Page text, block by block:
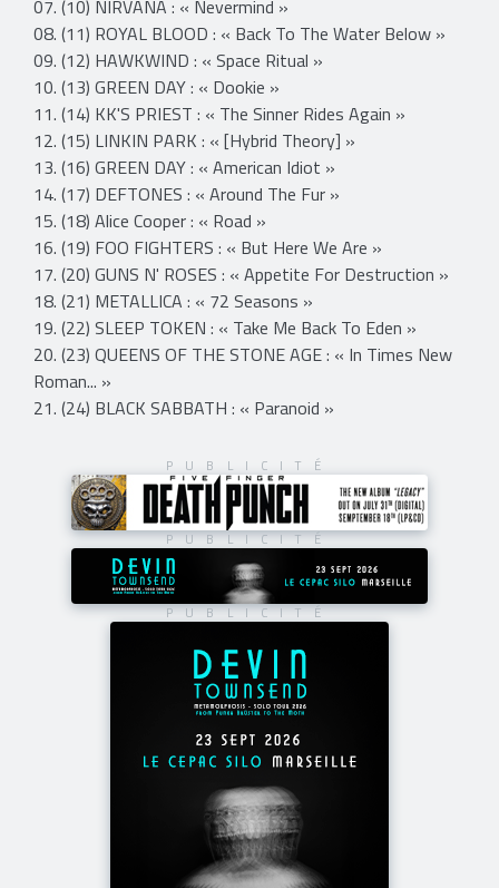
07. (10) NIRVANA : « Nevermind »
08. (11) ROYAL BLOOD : « Back To The Water Below »
09. (12) HAWKWIND : « Space Ritual »
10. (13) GREEN DAY : « Dookie »
11. (14) KK'S PRIEST : « The Sinner Rides Again »
12. (15) LINKIN PARK : « [Hybrid Theory] »
13. (16) GREEN DAY : « American Idiot »
14. (17) DEFTONES : « Around The Fur »
15. (18) Alice Cooper : « Road »
16. (19) FOO FIGHTERS : « But Here We Are »
17. (20) GUNS N' ROSES : « Appetite For Destruction »
18. (21) METALLICA : « 72 Seasons »
19. (22) SLEEP TOKEN : « Take Me Back To Eden »
20. (23) QUEENS OF THE STONE AGE : « In Times New
Roman... »
21. (24) BLACK SABBATH : « Paranoid »